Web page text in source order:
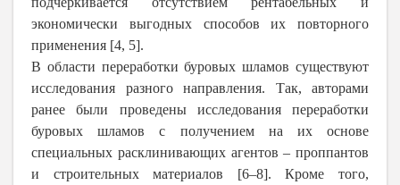
экономически выгодных способов их повторного
применения [4, 5].
В области переработки буровых шламов существуют
исследования разного направления. Так, авторами
ранее были проведены исследования переработки
буровых шламов с получением на их основе
специальных расклинивающих агентов – проппантов
и строительных материалов [6–8]. Кроме того,